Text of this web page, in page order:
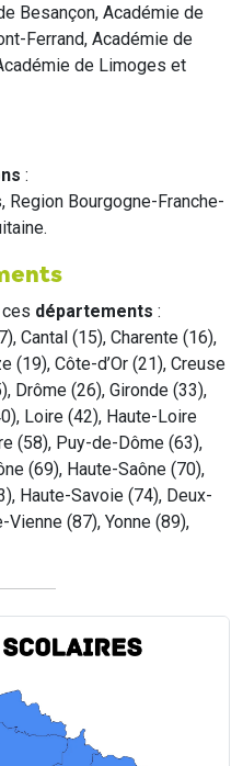
Besançon, Académie de
Ferrand, Académie de
de Limoges et
:
Region Bourgogne-Franche-
départements :
Cantal (15), Charente (16),
(19), Côte-d’Or (21), Creuse
Drôme (26), Gironde (33),
Loire (42), Haute-Loire
(58), Puy-de-Dôme (63),
(69), Haute-Saône (70),
Haute-Savoie (74), Deux-
(87), Yonne (89),